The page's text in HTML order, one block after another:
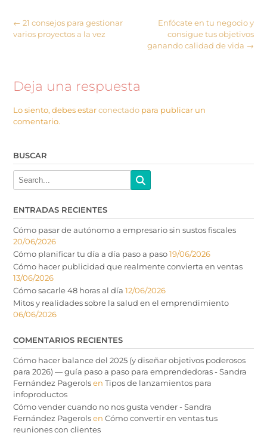
← 21 consejos para gestionar
varios proyectos a la vez
Enfócate en tu negocio y
consigue tus objetivos
ganando calidad de vida →
Deja una respuesta
Lo siento, debes estarconectado para publicar un
comentario.
BUSCAR
ENTRADAS RECIENTES
Cómo pasar de autónomo a empresario sin sustos fiscales
20/06/2026
Cómo planificar tu día a día paso a paso19/06/2026
Cómo hacer publicidad que realmente convierta en ventas
13/06/2026
Cómo sacarle 48 horas al día 12/06/2026
Mitos y realidades sobre la salud en el emprendimiento
06/06/2026
COMENTARIOS RECIENTES
Cómo hacer balance del 2025 (y diseñar objetivos poderosos
para 2026) — guía paso a paso para emprendedoras - Sandra
Fernández Pagerolsen Tipos de lanzamientos para
infoproductos
Cómo vender cuando no nos gusta vender - Sandra
Fernández Pagerolsen Cómo convertir en ventas tus
reuniones con clientes